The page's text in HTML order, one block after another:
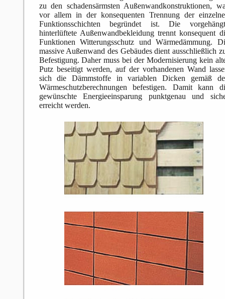
zu den schadensärmsten Außenwandkonstruktionen,
vor allem in der konsequenten Trennung der
Funktionsschichten begründet ist. Die
hinterlüftete Außenwandbekleidung trennt konsequent
Funktionen Witterungsschutz und Wärmedämmung.
massive Außenwand des Gebäudes dient ausschließlich
Befestigung. Daher muss bei der Modernisierung kein
Putz beseitigt werden, auf der vorhandenen Wand
sich die Dämmstoffe in variablen Dicken gemäß
Wärmeschutzberechnungen befestigen. Damit kann
gewünschte Energieeinsparung punktgenau und
erreicht werden.